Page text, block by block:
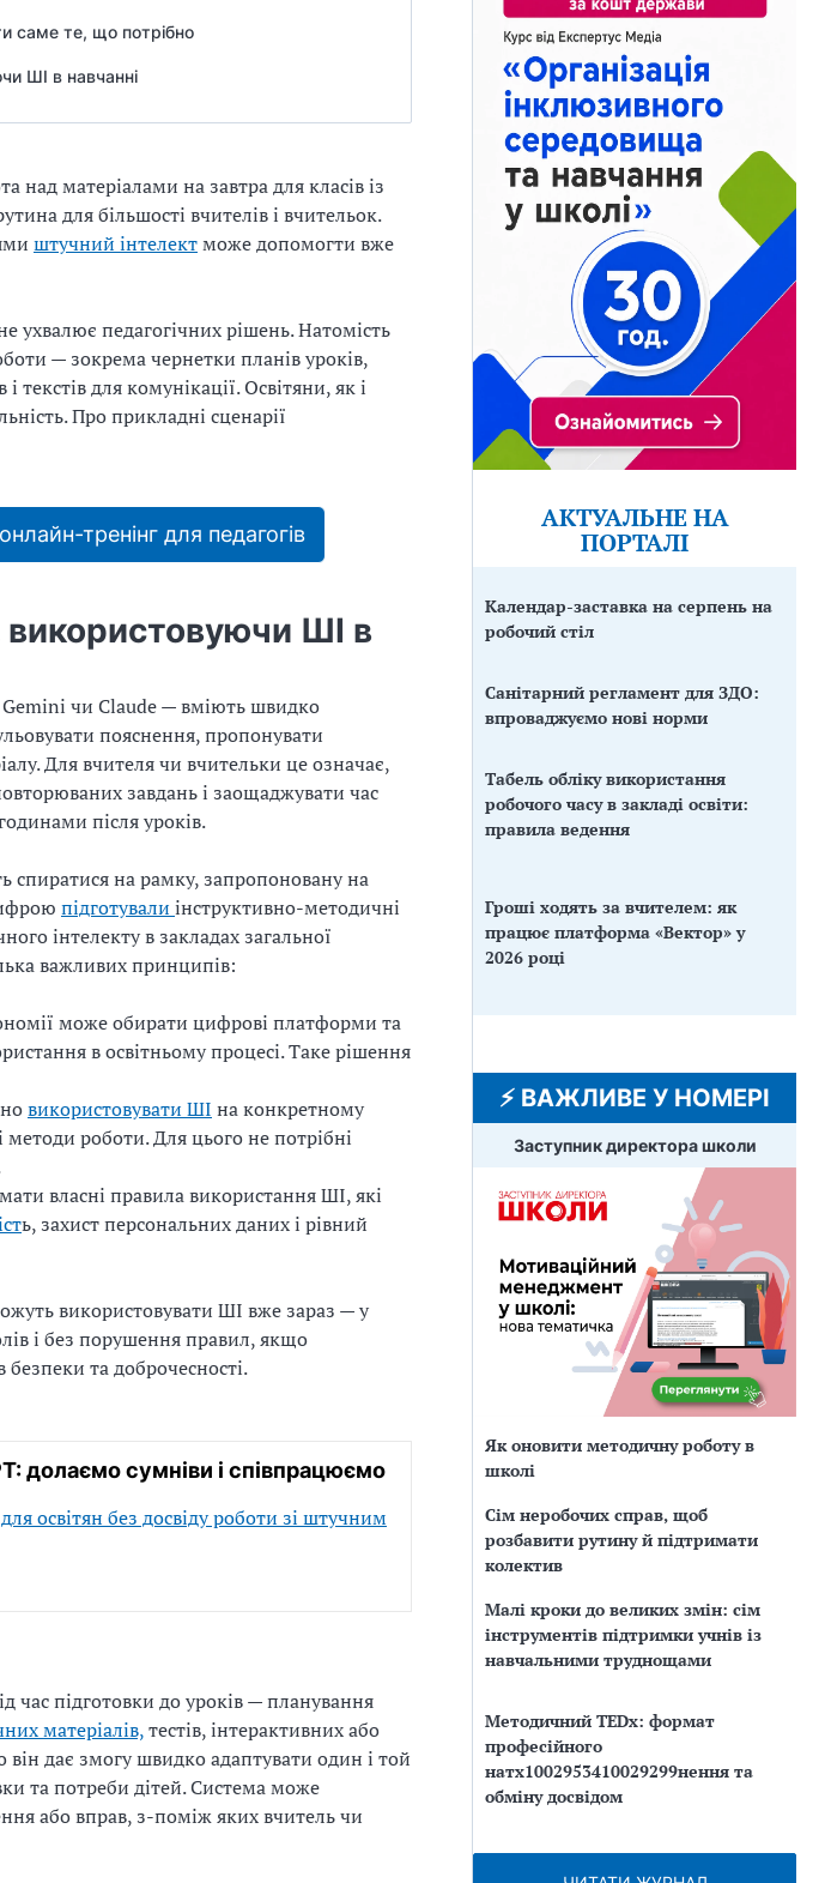
саме те, що потрібно
ШІ в навчанні
над матеріалами на завтра для класів із
для більшості вчителів і вчительок.
штучний інтелектможе допомогти вже
ухвалює педагогічних рішень. Натомість
— зокрема чернетки планів уроків,
текстів для комунікації. Освітяни, як і
Про прикладні сценарії
тренінг для педагогів
ШІ в
чи Claude — вміють швидко
пояснення, пропонувати
Для вчителя чи вчительки це означає,
завдань і заощаджувати час
після уроків.
спиратися на рамку, запропоновану на
підготували інструктивно-методичні
інтелекту в закладах загальної
важливих принципів:
може обирати цифрові платформи та
в освітньому процесі. Таке рішення
використовувати ШІ на конкретному
роботи. Для цього не потрібні
власні правила використання ШІ, які
ь, захист персональних даних і рівний
використовувати ШІ вже зараз — у
і без порушення правил, якщо
та доброчесності.
долаємо сумніви і співпрацюємо
освітян без досвіду роботи зі штучним
час підготовки до уроків — планування
матеріалів,тестів, інтерактивних або
дає змогу швидко адаптувати один і той
та потреби дітей. Система може
або вправ, з-поміж яких вчитель чи
АКТУАЛЬНЕ НА
ПОРТАЛІ
Календар-заставка на серпень на
робочий стіл
Санітарний регламент для ЗДО:
впроваджуємо нові норми
Табель обліку використання
робочого часу в закладі освіти:
правила ведення
Гроші ходять за вчителем: як
працює платформа «Вектор» у
2026 році
⚡️ ВАЖЛИВЕ У НОМЕРІ
Заступник директора школи
Як оновити методичну роботу в
школі
Сім неробочих справ, щоб
розбавити рутину й підтримати
колектив
Малі кроки до великих змін: сім
інструментів підтримки учнів із
навчальними труднощами
Методичний TEDx: формат
професійного
натх1002953410029299нення та
обміну досвідом